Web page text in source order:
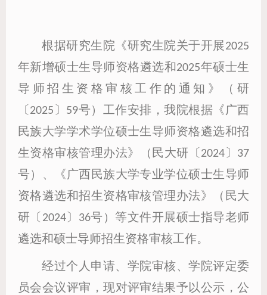
根据研究生院《研究生院关于开展2025
年新增硕士生导师资格遴选和2025年硕士生
导师招生资格审核工作的通知》（研
〔2025〕59号）工作安排，我院根据《广西
民族大学学术学位硕士生导师资格遴选和招
生资格审核管理办法》（民大研〔2024〕37
号）、《广西民族大学专业学位硕士生导师
资格遴选和招生资格审核管理办法》（民大
研〔2024〕36号）等文件开展硕士指导老师
遴选和硕士导师招生资格审核工作。
经过个人申请、学院审核、学院评定委
员会会议评审，现对评审结果予以公示，公